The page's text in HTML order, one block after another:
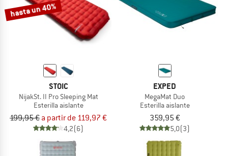
hasta un 40%
STOIC
NijakSt. II Pro Sleeping Mat
Esterilla aislante
199,95 € a partir de 119,97 €
4,2(6)
EXPED
MegaMat Duo
Esterilla aislante
359,95 €
5,0(3)